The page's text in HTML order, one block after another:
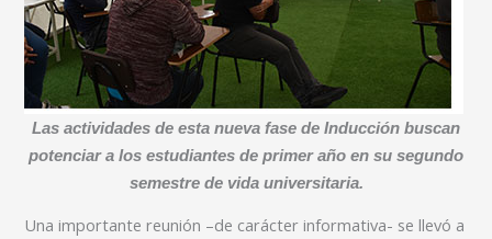
Las actividades de esta nueva fase de Inducción buscan
potenciar a los estudiantes de primer año en su segundo
semestre de vida universitaria.
Una importante reunión –de carácter informativa- se llevó a